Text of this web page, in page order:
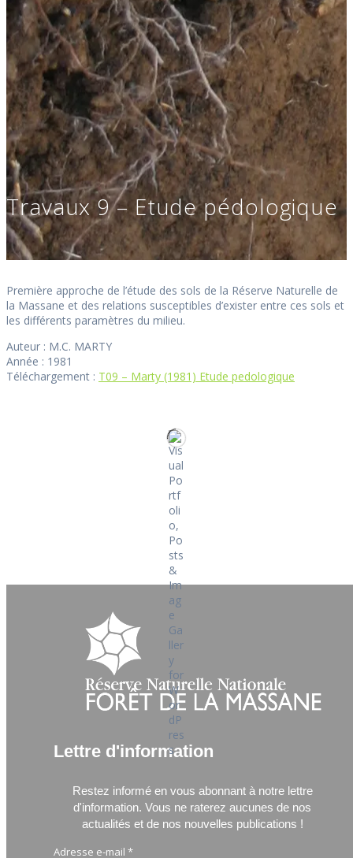
Travaux 9 – Etude pédologique
Première approche de l’étude des sols de la Réserve Naturelle de
la Massane et des relations susceptibles d’exister entre ces sols et
les différents paramètres du milieu.
Auteur : M.C. MARTY
Année : 1981
Téléchargement : T09 – Marty (1981) Etude pedologique
Lettre d'information
Restez informé en vous abonnant à notre lettre
d'information. Vous ne raterez aucunes de nos
actualités et de nos nouvelles publications !
Adresse e-mail *